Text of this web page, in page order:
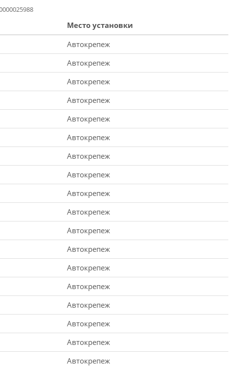
Место установки
Автокрепеж
Автокрепеж
Автокрепеж
Автокрепеж
Автокрепеж
Автокрепеж
Автокрепеж
Автокрепеж
Автокрепеж
Автокрепеж
Автокрепеж
Автокрепеж
Автокрепеж
Автокрепеж
Автокрепеж
Автокрепеж
Автокрепеж
Автокрепеж